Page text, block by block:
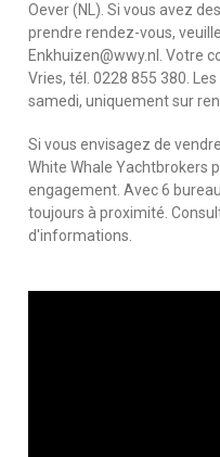
Oever (NL). Si vous avez
prendre rendez-vous,
Enkhuizen@wwy.nl. Votre
Vries, tél. 0228 855 380.
samedi, uniquement sur
Si vous envisagez de
White Whale Yachtbrokers
engagement. Avec 6
toujours à proximité.
d'informations.